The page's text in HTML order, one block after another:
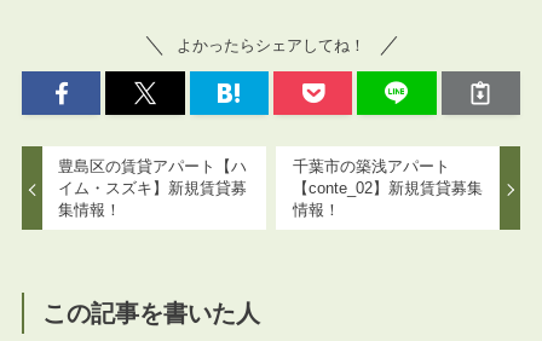
よかったらシェアしてね！
豊島区の賃貸アパート【ハ
イム・スズキ】新規賃貸募
集情報！
千葉市の築浅アパート
【conte_02】新規賃貸募集
情報！
この記事を書いた人